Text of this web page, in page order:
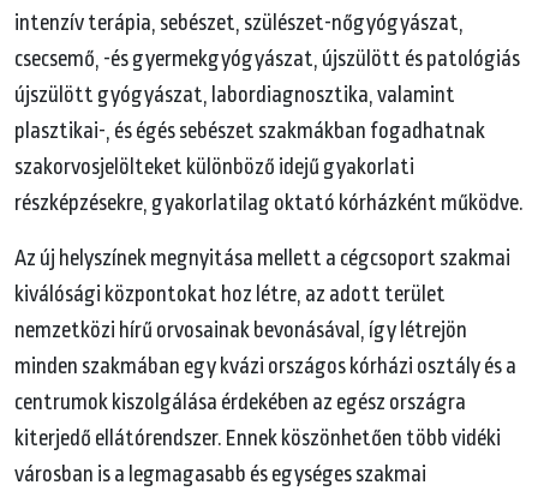
intenzív terápia, sebészet, szülészet-nőgyógyászat,
csecsemő, -és gyermekgyógyászat, újszülött és patológiás
újszülött gyógyászat, labordiagnosztika, valamint
plasztikai-, és égés sebészet szakmákban fogadhatnak
szakorvosjelölteket különböző idejű gyakorlati
részképzésekre, gyakorlatilag oktató kórházként működve.
Az új helyszínek megnyitása mellett a cégcsoport szakmai
kiválósági központokat hoz létre, az adott terület
nemzetközi hírű orvosainak bevonásával, így létrejön
minden szakmában egy kvázi országos kórházi osztály és a
centrumok kiszolgálása érdekében az egész országra
kiterjedő ellátórendszer. Ennek köszönhetően több vidéki
városban is a legmagasabb és egységes szakmai